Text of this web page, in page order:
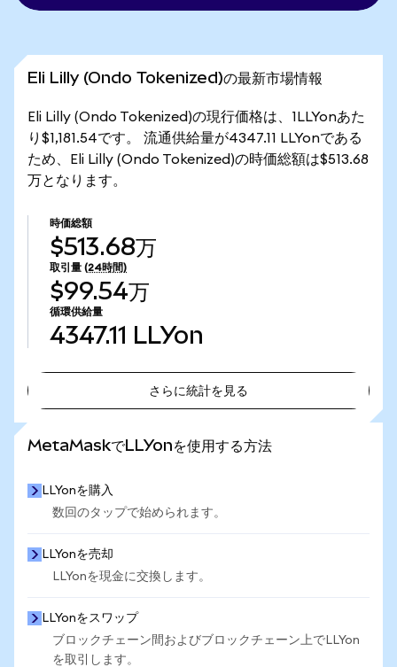
Eli Lilly (Ondo Tokenized)の最新市場情報
Eli Lilly (Ondo Tokenized)の現行価格は、1LLYonあた
り$1,181.54です。 流通供給量が4347.11 LLYonである
ため、Eli Lilly (Ondo Tokenized)の時価総額は$513.68
万となります。
時価総額
$513.68万
取引量 (24時間)
$99.54万
循環供給量
4347.11 LLYon
さらに統計を見る
MetaMaskでLLYonを使用する方法
LLYonを購入
数回のタップで始められます。
LLYonを売却
LLYonを現金に交換します。
LLYonをスワップ
ブロックチェーン間およびブロックチェーン上でLLYon
を取引します。